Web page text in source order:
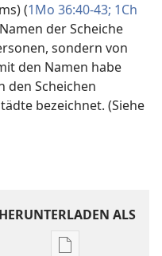
(1Mo 36:40-43; 1Ch
der Scheiche
sondern von
den Namen habe
den Scheichen
bezeichnet. (Siehe
HERUNTERLADEN ALS